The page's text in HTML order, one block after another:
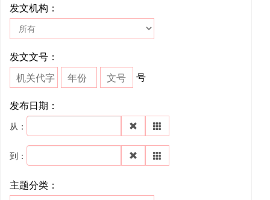
发文机构：
发文文号：
号
发布日期：
从：
到：
主题分类：